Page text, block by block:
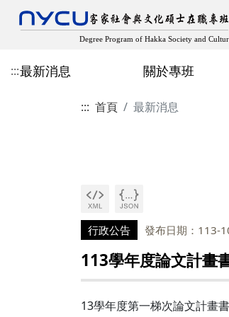
:::最新消息 關於專班
歷屆專班畢業生論文
教師客家學術出版
::: 首頁 最新消息
行政公告 發布日期：113-
113學年度論文計畫
13學年度第一梯次論文計畫